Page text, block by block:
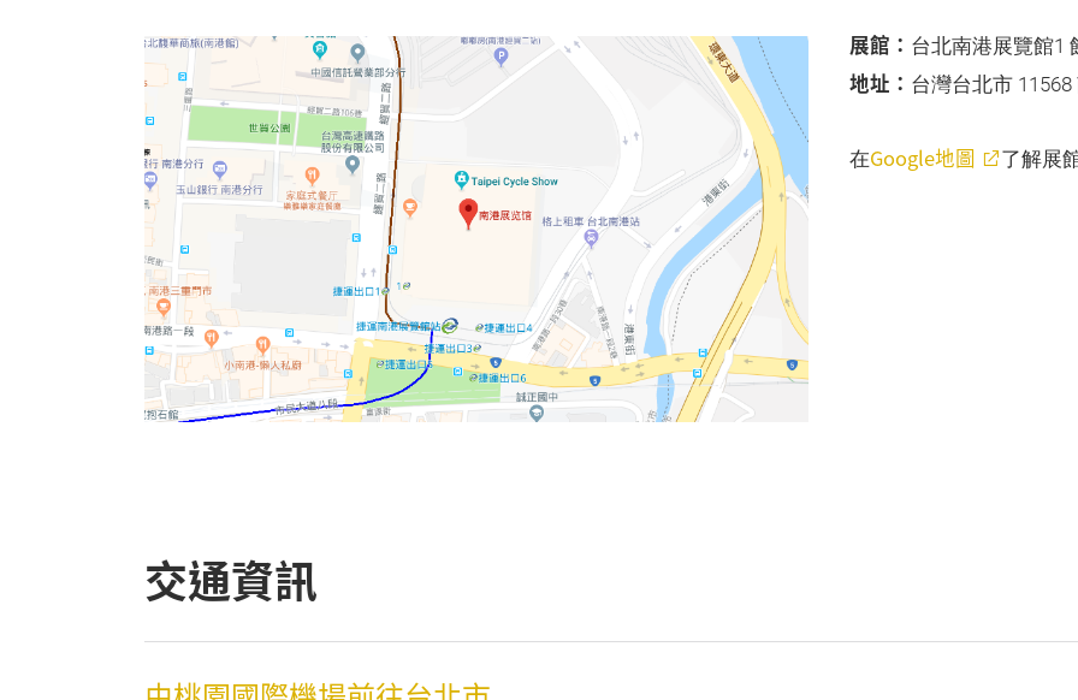
展館： 台北南港展覽館1
地址： 台灣台北市
在Google地圖 了解展
交通資訊